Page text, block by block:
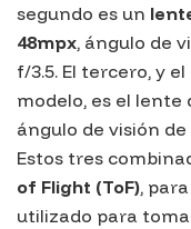
segundo es un
48mpx, ángulo de
f/3.5. El tercero, y
modelo, es el lente
ángulo de visión
Estos tres
of Flight (ToF),
utilizado para toma